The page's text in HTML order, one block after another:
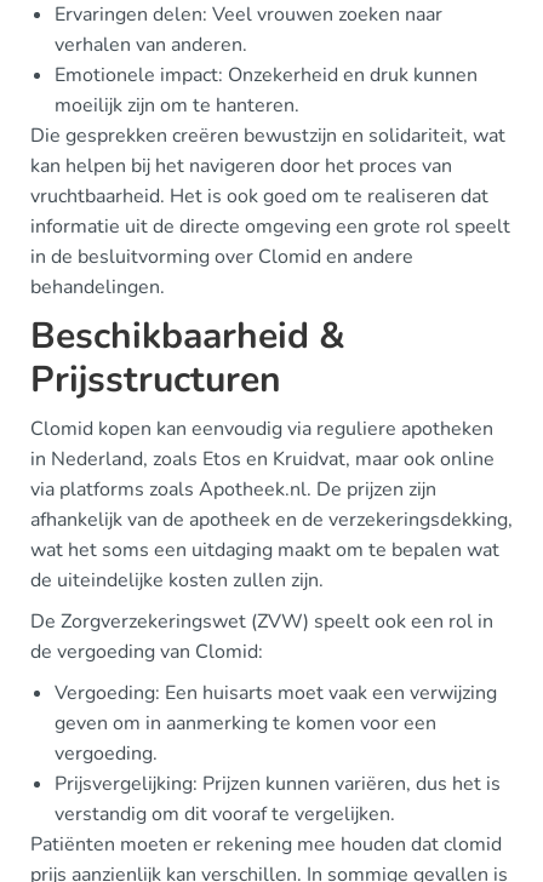
Ervaringen delen: Veel vrouwen zoeken naar
verhalen van anderen.
Emotionele impact: Onzekerheid en druk kunnen
moeilijk zijn om te hanteren.
Die gesprekken creëren bewustzijn en solidariteit, wat
kan helpen bij het navigeren door het proces van
vruchtbaarheid. Het is ook goed om te realiseren dat
informatie uit de directe omgeving een grote rol speelt
in de besluitvorming over Clomid en andere
behandelingen.
Beschikbaarheid &
Prijsstructuren
Clomid kopen kan eenvoudig via reguliere apotheken
in Nederland, zoals Etos en Kruidvat, maar ook online
via platforms zoals Apotheek.nl. De prijzen zijn
afhankelijk van de apotheek en de verzekeringsdekking,
wat het soms een uitdaging maakt om te bepalen wat
de uiteindelijke kosten zullen zijn.
De Zorgverzekeringswet (ZVW) speelt ook een rol in
de vergoeding van Clomid:
Vergoeding: Een huisarts moet vaak een verwijzing
geven om in aanmerking te komen voor een
vergoeding.
Prijsvergelijking: Prijzen kunnen variëren, dus het is
verstandig om dit vooraf te vergelijken.
Patiënten moeten er rekening mee houden dat clomid
prijs aanzienlijk kan verschillen. In sommige gevallen is